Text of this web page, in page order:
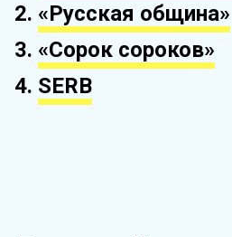
«Русская община»
«Сорок сороков»
SERB